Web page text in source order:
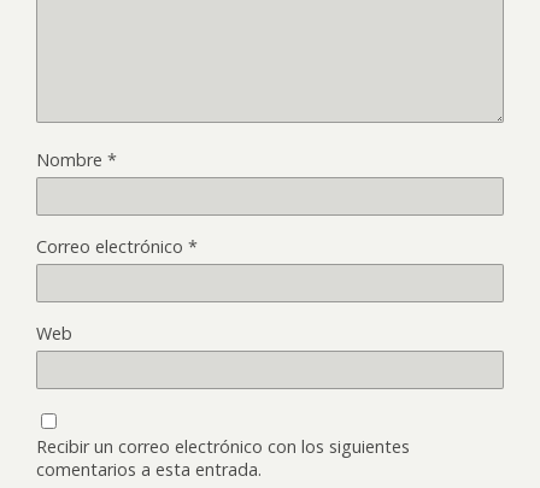
Nombre *
Correo electrónico *
Web
Recibir un correo electrónico con los siguientes
comentarios a esta entrada.